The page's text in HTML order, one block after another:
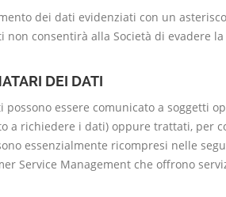
dei dati evidenziati con un
non consentirà alla Società di evadere
DEI DATI
possono essere comunicato a soggetti
a richiedere i dati) oppure trattati, per
essenzialmente ricompresi nelle
Service Management che offrono